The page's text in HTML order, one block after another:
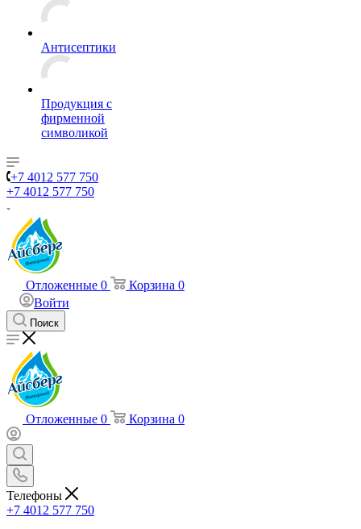
Антисептики
Продукция с
фирменной
символикой
+7 4012 577 750
+7 4012 577 750
Отложенные 0 Корзина 0
Войти
Поиск
Отложенные 0 Корзина 0
Телефоны
+7 4012 577 750